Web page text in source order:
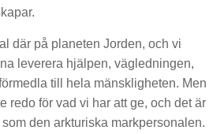
där på planeten Jorden, och vi
leverera hjälpen, vägledningen,
till hela mänskligheten. Men
redo för vad vi har att ge, och det är
den arkturiska markpersonalen.